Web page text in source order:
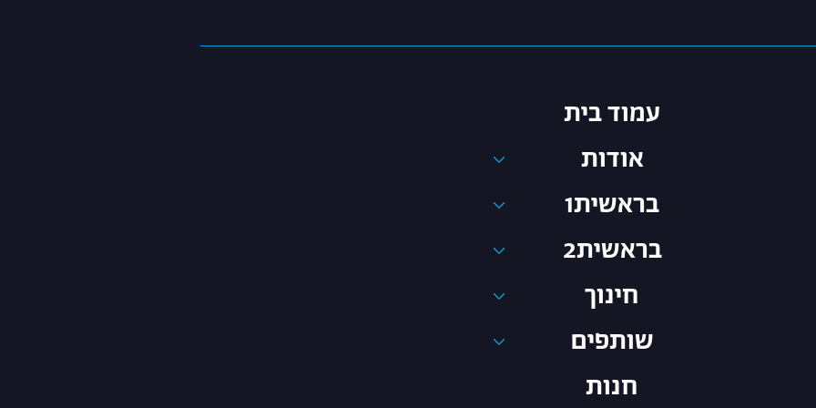
עמוד בית
אודות
בראשית1
בראשית2
חינוך
שותפים
חנות